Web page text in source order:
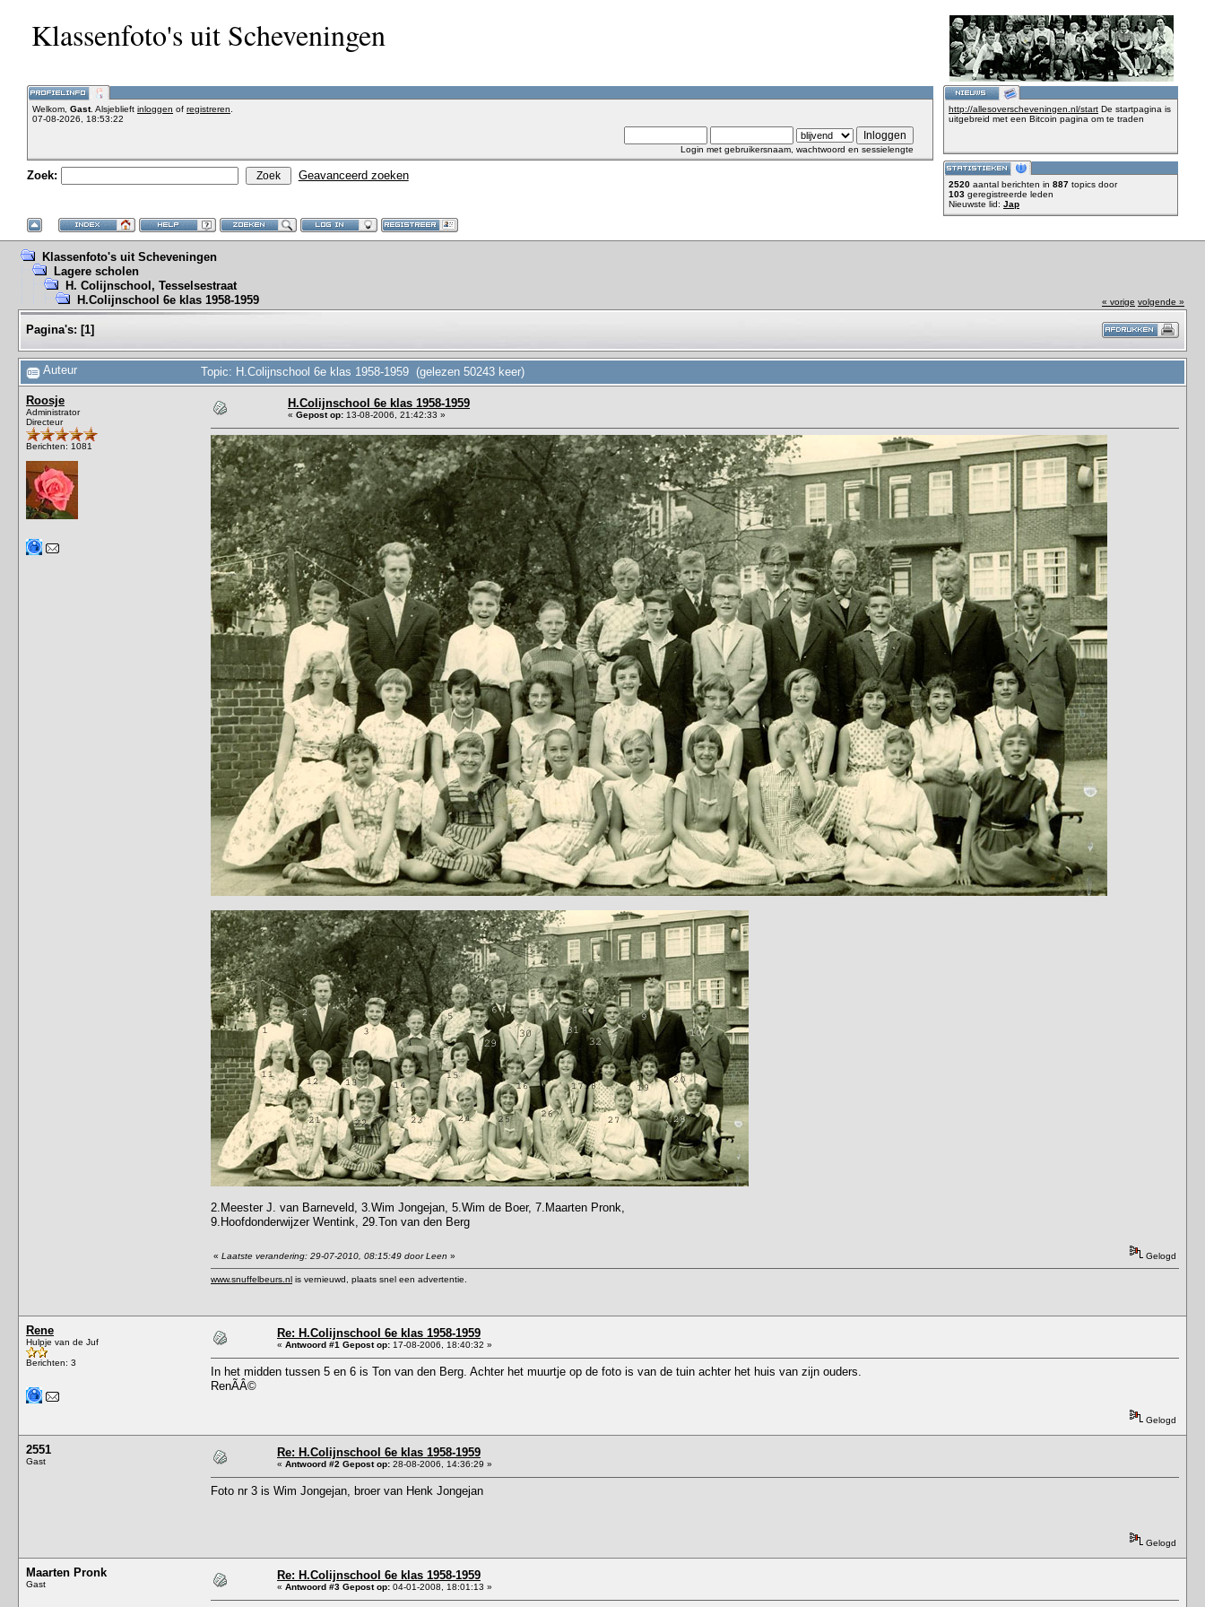
Klassenfoto's uit Scheveningen
Welkom, Gast. Alsjeblieft inloggen of registreren
07-08-2026, 18:53:22
Login met gebruikersnaam, wachtwoord en sessielengte
Zoek: Geavanceerd zoeken
http://allesoverscheveningen.nl/start De startpagina is
uitgebreid met een Bitcoin pagina om te traden
2520 aantal berichten in 887 topics door
103 geregistreerde leden
Nieuwste lid: Jap
Klassenfoto's uit Scheveningen
Lagere scholen
H. Colijnschool, Tesselsestraat
H.Colijnschool 6e klas 1958-1959
« vorige volgende »
Pagina's: [1]
Auteur Topic: H.Colijnschool 6e klas 1958-1959 (gelezen 50243 keer)
Roosje
Administrator
Directeur
Berichten: 1081
H.Colijnschool 6e klas 1958-1959
« Gepost op: 13-08-2006, 21:42:33 »
2.Meester J. van Barneveld, 3.Wim Jongejan, 5.Wim de Boer, 7.Maarten Pronk,
9.Hoofdonderwijzer Wentink, 29.Ton van den Berg
« Laatste verandering: 29-07-2010, 08:15:49 door Leen » Gelogd
www.snuffelbeurs.nl is vernieuwd, plaats snel een advertentie.
Rene
Hulpje van de Juf
Berichten: 3
Re: H.Colijnschool 6e klas 1958-1959
« Antwoord #1 Gepost op: 17-08-2006, 18:40:32 »
In het midden tussen 5 en 6 is Ton van den Berg. Achter het muurtje op de foto is van de tuin achter het huis van zijn ouders.
RenÃÂ©
Gelogd
2551
Gast
Re: H.Colijnschool 6e klas 1958-1959
« Antwoord #2 Gepost op: 28-08-2006, 14:36:29 »
Foto nr 3 is Wim Jongejan, broer van Henk Jongejan
Gelogd
Maarten Pronk
Gast
Re: H.Colijnschool 6e klas 1958-1959
« Antwoord #3 Gepost op: 04-01-2008, 18:01:13 »